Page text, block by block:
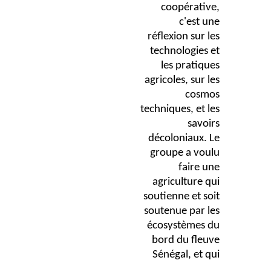
coopérative,
c'est une
réflexion sur les
technologies et
les pratiques
agricoles, sur les
cosmos
techniques, et les
savoirs
décoloniaux. Le
groupe a voulu
faire une
agriculture qui
soutienne et soit
soutenue par les
écosystèmes du
bord du fleuve
Sénégal, et qui